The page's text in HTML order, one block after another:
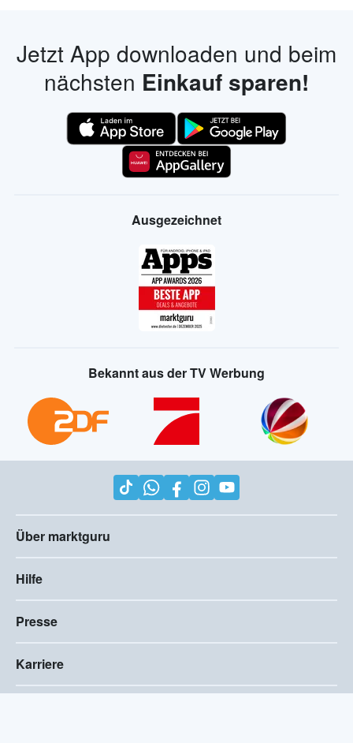
Jetzt App downloaden und beim
nächsten Einkauf sparen!
Ausgezeichnet
Bekannt aus der TV Werbung
Über marktguru
Hilfe
Presse
Karriere